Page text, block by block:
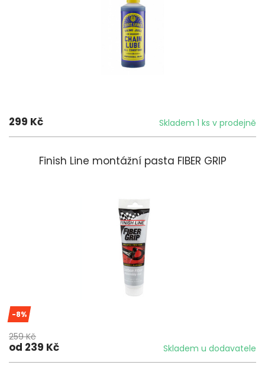
299 Kč Skladem 1 ks v prodejně
Finish Line montážní pasta FIBER GRIP
-8%
259 Kč
od 239 Kč Skladem u dodavatele